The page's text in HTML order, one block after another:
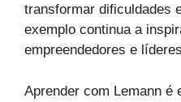
transformar dificuldades
exemplo continua a
empreendedores e
Aprender com Lemann é